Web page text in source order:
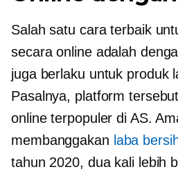
Salah satu cara terbaik
secara online adalah
juga berlaku untuk produk
Pasalnya, platform
online terpopuler di AS.
membanggakan laba
tahun 2020, dua kali lebih